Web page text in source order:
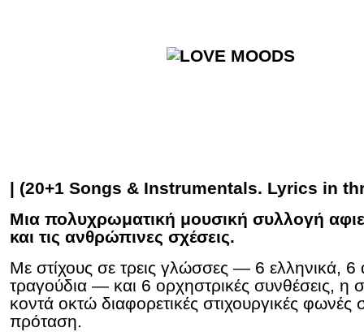
| (20+1 Songs & Instrumentals. Lyrics in
Μια πολυχρωματική μουσική συλλογή
και τις ανθρώπινες σχέσεις.
Με στίχους σε τρεις γλώσσες — 6 ελληνικά, 6
τραγούδια — και 6 ορχηστρικές συνθέσεις, η
κοντά οκτώ διαφορετικές στιχουργικές φωνές
πρόταση.